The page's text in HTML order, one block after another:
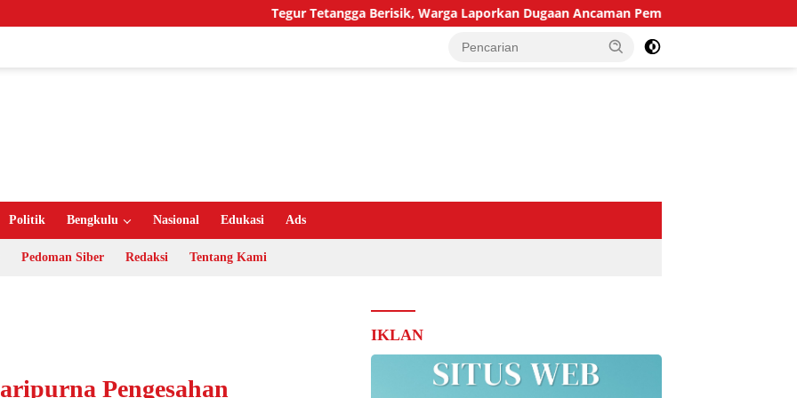
Tegur Tetangga Berisik, Warga Laporkan Dugaan Ancaman Pembunuhan
Politik Bengkulu Nasional Edukasi Ads
Pedoman Siber Redaksi Tentang Kami
Pengesahan
IKLAN